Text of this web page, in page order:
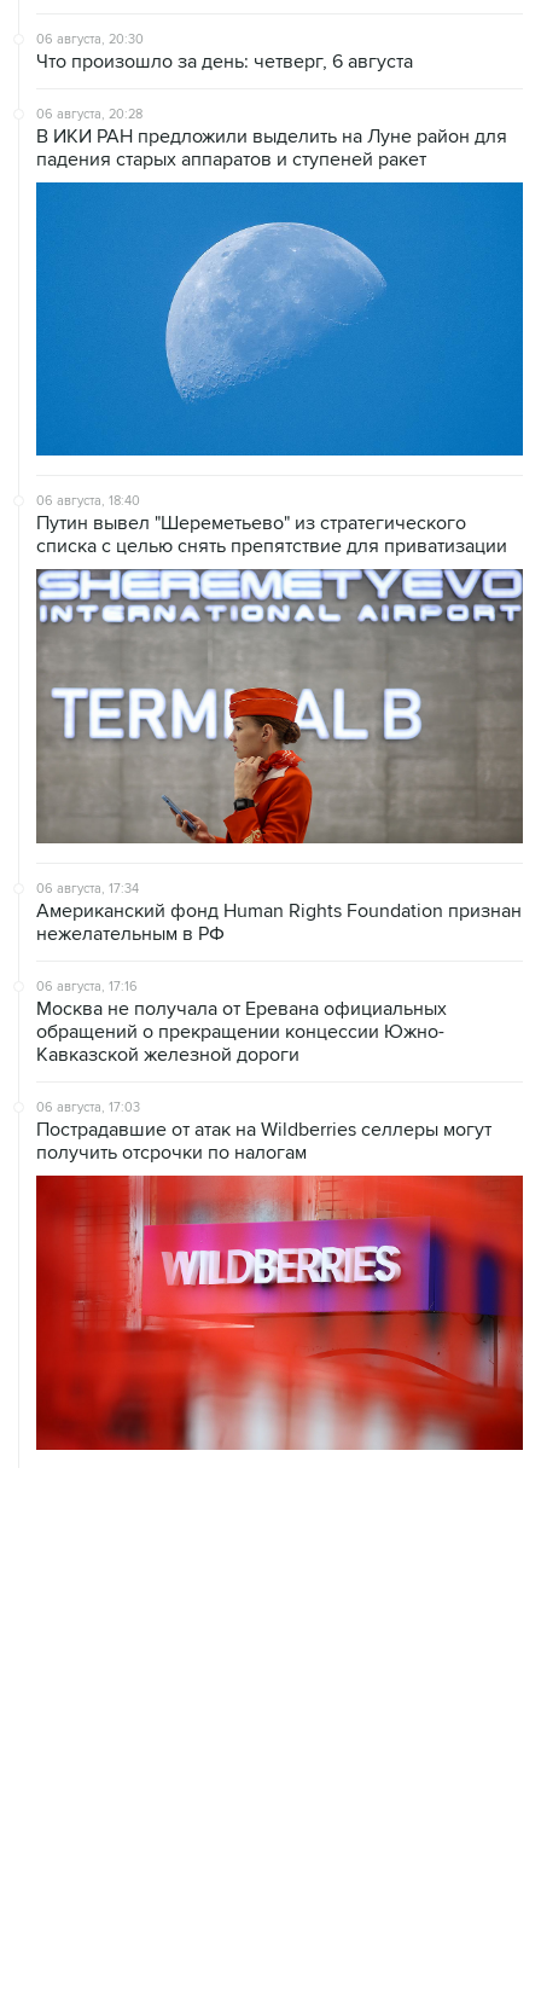
06 августа, 20:30
Что произошло за день: четверг, 6 августа
06 августа, 20:28
В ИКИ РАН предложили выделить на Луне район для
падения старых аппаратов и ступеней ракет
06 августа, 18:40
Путин вывел "Шереметьево" из стратегического
списка с целью снять препятствие для приватизации
06 августа, 17:34
Американский фонд Human Rights Foundation признан
нежелательным в РФ
06 августа, 17:16
Москва не получала от Еревана официальных
обращений о прекращении концессии Южно-
Кавказской железной дороги
06 августа, 17:03
Пострадавшие от атак на Wildberries селлеры могут
получить отсрочки по налогам